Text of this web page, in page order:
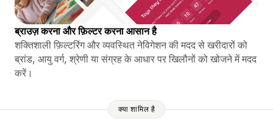
ब्राउज़ करना और फ़िल्टर करना आसान है
शक्तिशाली फ़िल्टरिंग और व्यवस्थित नेविगेशन की मदद से खरीदारों को
ब्रांड, आयु वर्ग, श्रेणी या संग्रह के आधार पर खिलौनों को खोजने में मदद
करें।
क्या शामिल है